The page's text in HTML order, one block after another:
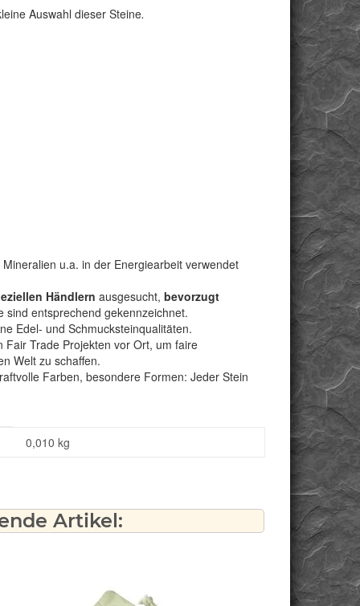
Auswahl dieser Steine.
u.a. in der Energiearbeit verwendet
Händlern ausgesucht, bevorzugt
sind entsprechend gekennzeichnet.
Edel- und Schmucksteinqualitäten.
Trade Projekten vor Ort, um faire
Welt zu schaffen.
Farben, besondere Formen: Jeder Stein
0,010 kg
Artikel: